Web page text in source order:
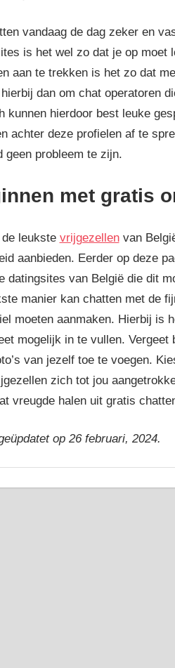
vandaag de dag zeker en
is het wel zo dat je op moet
aan te trekken is het zo dat
dan om chat operatoren
kunnen hierdoor best leuke
achter deze profielen af te
geen probleem te zijn.
met gratis
leukste vrijgezellenvan
aanbieden. Eerder op deze
datingsites van België die dit
manier kan chatten met de
moeten aanmaken. Hierbij is
mogelijk in te vullen. Vergeet
van jezelf toe te voegen.
zich tot jou
vreugde halen uit gratis
op 26 februari, 2024.